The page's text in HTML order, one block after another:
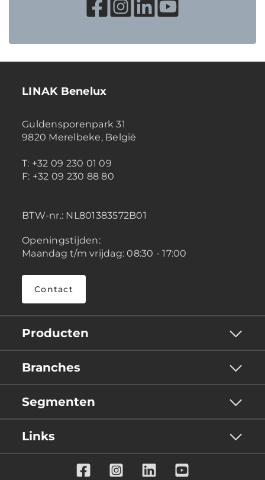
LINAK Benelux
Guldensporenpark 31
9820 Merelbeke, België
T: +32 09 230 01 09
F: +32 09 230 88 80
BTW-nr.: NL801383572B01
Openingstijden:
Maandag t/m vrijdag: 08:30 - 17:00
Contact
Producten
Branches
Segmenten
Links